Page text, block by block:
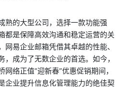
熟的大型公司，选择一款功能强
都是保障高效沟通和稳定运营的关
网易企业邮箱凭借其卓越的性能、
，成为了无数企业的首选。如今，
络正值“迎新春”优惠促销期间，
企业提升信息化管理能力的绝佳契